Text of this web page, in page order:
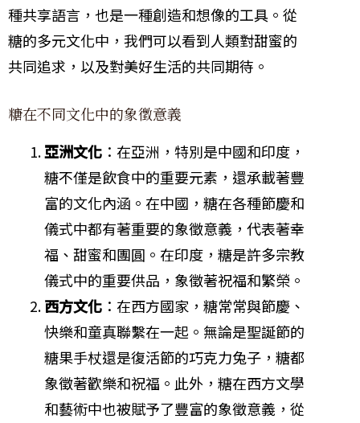
種共享語言，也是一種創造和想像的工具。從
糖的多元文化中，我們可以看到人類對甜蜜的
共同追求，以及對美好生活的共同期待。
糖在不同文化中的象徵意義
亞洲文化 ：在亞洲，特別是中國和印度，
糖不僅是飲食中的重要元素，還承載著豐
富的文化內涵。在中國，糖在各種節慶和
儀式中都有著重要的象徵意義，代表著幸
福、甜蜜和團圓。在印度，糖是許多宗教
儀式中的重要供品，象徵著祝福和繁榮。
西方文化 ：在西方國家，糖常常與節慶、
快樂和童真聯繫在一起。無論是聖誕節的
糖果手杖還是復活節的巧克力兔子，糖都
象徵著歡樂和祝福。此外，糖在西方文學
和藝術中也被賦予了豐富的象徵意義，從